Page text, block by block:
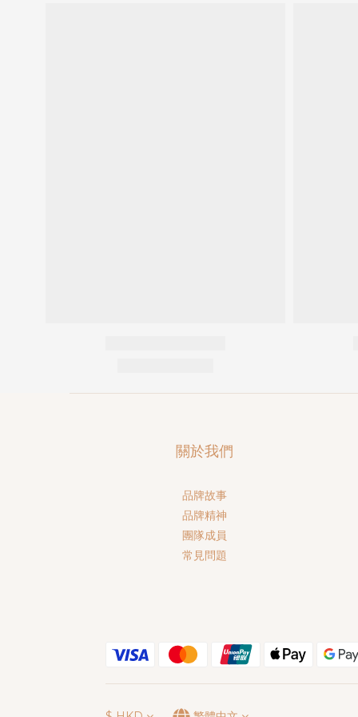
關於我們
品牌故事
品牌精神
團隊成員
常見問題